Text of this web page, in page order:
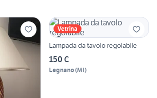
Vetrina
Lampada da tavolo regolabile
150 €
Legnano(MI)